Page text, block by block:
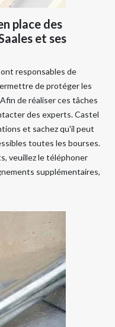
place des
et ses
responsables de
de protéger les
de réaliser ces tâches
des experts. Castel
et sachez qu'il peut
toutes les bourses.
veuillez le téléphoner
supplémentaires,